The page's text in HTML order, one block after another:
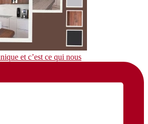
et c’est ce qui nous